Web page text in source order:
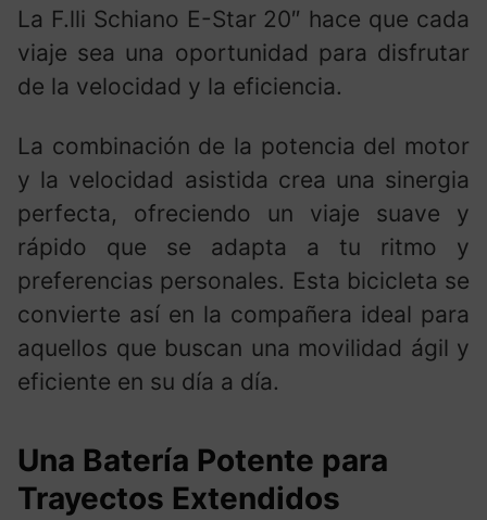
La F.lli Schiano E-Star 20″ hace que cada
viaje sea una oportunidad para disfrutar
de la velocidad y la eficiencia.
La combinación de la potencia del motor
y la velocidad asistida crea una sinergia
perfecta, ofreciendo un viaje suave y
rápido que se adapta a tu ritmo y
preferencias personales. Esta bicicleta se
convierte así en la compañera ideal para
aquellos que buscan una movilidad ágil y
eficiente en su día a día.
Una Batería Potente para
Trayectos Extendidos